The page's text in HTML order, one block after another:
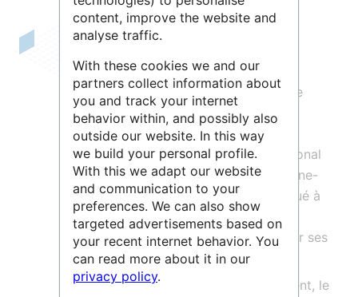
Infrastructure distribuée
d'acquisition, de services et de
données, l’Institut de
Radioastronomie Millimétrique
(IRAM) est un institut international
de recherche (France-Allemagne-
Espagne) dont le siège est situé à
Grenoble. Son objectif est
d'explorer l'univers et d'étudier ses
origines et son évolution.
L’IRAM assure le fonctionnement, le
content, improve the website and
analyse traffic.
With these cookies we and our
partners collect information about
you and track your internet
behavior within, and possibly also
outside our website. In this way
we build your personal profile.
With this we adapt our website
and communication to your
preferences. We can also show
targeted advertisements based on
your recent internet behavior. You
can read more about it in our
privacy policy.